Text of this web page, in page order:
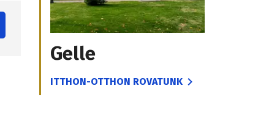
Gelle
ITTHON-OTTHON ROVATUNK